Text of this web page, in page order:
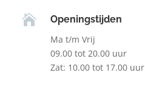

Openingstijden
Ma t/m Vrij
09.00 tot 20.00 uur
Zat: 10.00 tot 17.00 uur